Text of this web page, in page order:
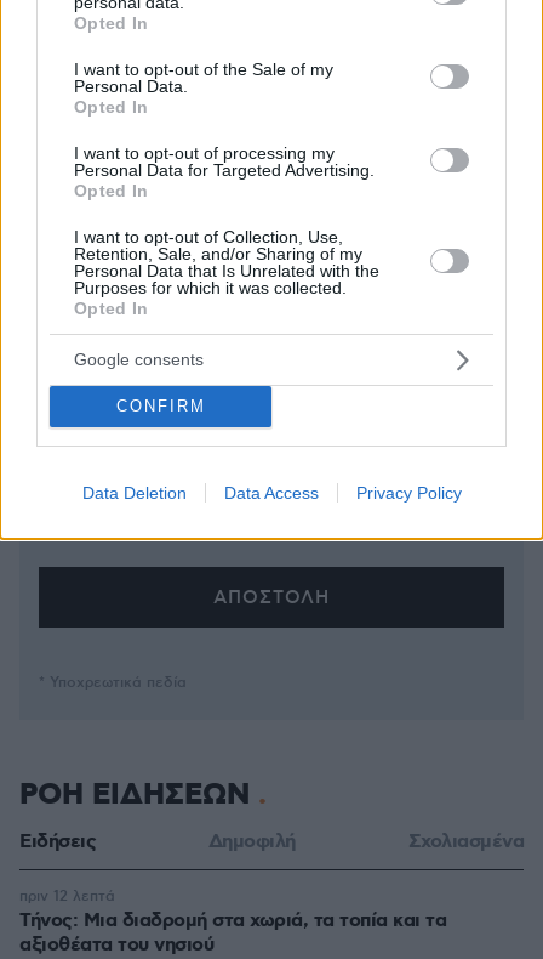
grant or deny consent to Google and its third-party tags to
use your data for below specified purposes in below Google
consent section.
Opted In
I want to opt-out of the Sale of my
Personal Data.
Opted In
I want to opt-out of processing my
Personal Data for Targeted Advertising.
Opted In
I want to opt-out of Collection, Use,
Retention, Sale, and/or Sharing of my
Personal Data that Is Unrelated with the
Purposes for which it was collected.
Opted In
Google consents
CONFIRM
Data Deletion Data Access Privacy Policy
EMAIL
ΣΧΌΛΙΟ *
χαρακτήρες
* Υποχρεωτικά πεδία
ΡΟΗ ΕΙΔΗΣΕΩΝ
Ειδήσεις Δημοφιλή Σχολιασμένα
Τήνος: Μια διαδρομή στα χωριά, τα τοπία και τα
αξιοθέατα του νησιού
πριν 12 λεπτά